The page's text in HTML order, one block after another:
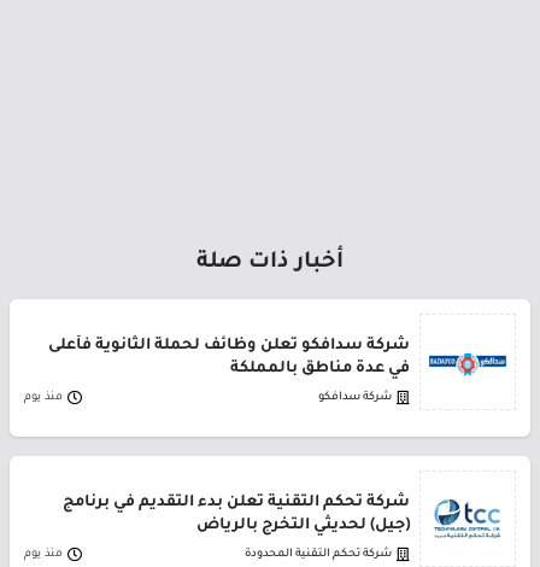
أخبار ذات صلة
شركة سدافكو تعلن وظائف لحملة الثانوية فأعلى
في عدة مناطق بالمملكة
شركة سدافكو منذ يوم
شركة تحكم التقنية تعلن بدء التقديم في برنامج
(جيل) لحديثي التخرج بالرياض
شركة تحكم التقنية المحدودة منذ يوم